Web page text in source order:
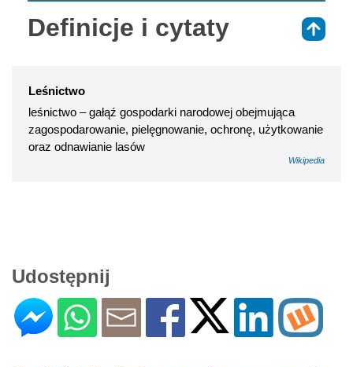
Definicje i cytaty
Leśnictwo
leśnictwo – gałąź gospodarki narodowej obejmująca
zagospodarowanie, pielęgnowanie, ochronę, użytkowanie
oraz odnawianie lasów
Wikipedia
Udostępnij